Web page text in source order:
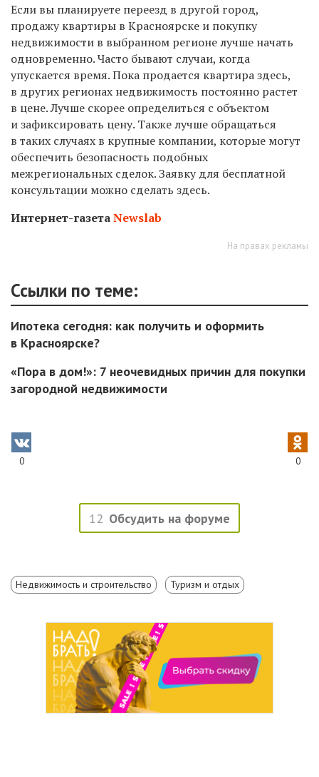
Если вы планируете переезд в другой город,
продажу квартиры в Красноярске и покупку
недвижимости в выбранном регионе лучше начать
одновременно. Часто бывают случаи, когда
упускается время. Пока продается квартира здесь,
в других регионах недвижимость постоянно растет
в цене. Лучше скорее определиться с объектом
и зафиксировать цену. Также лучше обращаться
в таких случаях в крупные компании, которые могут
обеспечить безопасность подобных
межрегиональных сделок. Заявку для бесплатной
консультации можно сделать здесь.
Интернет-газетаNewslab
На правах рекламы
Ссылки по теме:
Ипотека сегодня: как получить и оформить
в Красноярске?
«Пора в дом!»: 7 неочевидных причин для покупки
загородной недвижимости
0 0
12 Обсудить на форуме
Недвижимость и строительство Туризм и отдых